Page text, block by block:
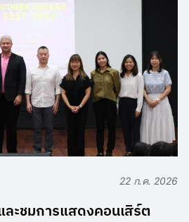
22 ก.ค. 2026
ละชมการแสดงคอนเสิร์ต